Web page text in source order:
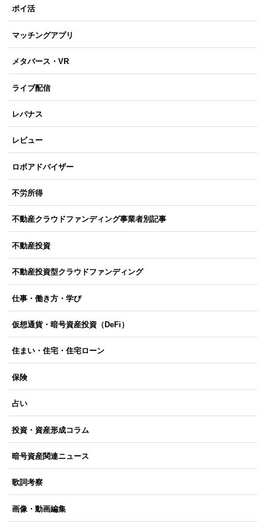
ポイ活
マッチングアプリ
メタバース・VR
ライブ配信
レバナス
レビュー
ロボアドバイザー
不労所得
不動産クラウドファンディング事業者別記事
不動産投資
不動産投資型クラウドファンディング
仕事・働き方・学び
仮想通貨・暗号資産投資（DeFi）
住まい・住宅・住宅ローン
保険
占い
投資・資産形成コラム
暗号資産関連ニュース
歌詞考察
画像・動画編集